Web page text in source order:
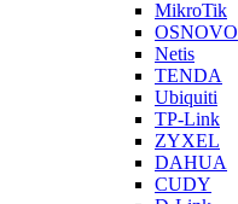
MikroTik
OSNOVO
Netis
TENDA
Ubiquiti
TP-Link
ZYXEL
DAHUA
CUDY